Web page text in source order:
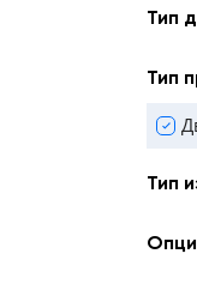
Тип
Тип
Тип